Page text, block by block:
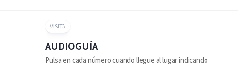
VISITA
AUDIOGUÍA
Pulsa en cada número cuando llegue al lugar indicando